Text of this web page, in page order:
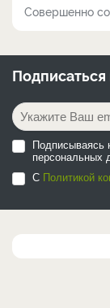
Совершенно
Подписаться
Подписываясь
персональных
С Политикой